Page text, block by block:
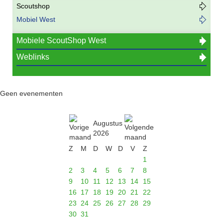
Scoutshop
Mobiel West
Mobiele ScoutShop West
Weblinks
Geen evenementen
Augustus
2026
Z
M D W D V
Z
1
2
3 4 5 6 7
8
9
10 11 12 13 14
15
16
17 18 19 20 21
22
23
24 25 26 27 28
29
30 31